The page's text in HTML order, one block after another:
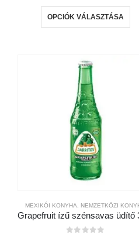
OPCIÓK VÁLASZTÁSA
a
MEXIKÓI KONYHA NEMZETKÖZI